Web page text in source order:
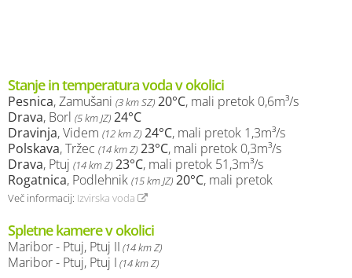
Stanje in temperatura voda v okolici
Pesnica, Zamušani (3 km SZ) 20°C, mali pretok 0,6m³/s
Drava, Borl (5 km JZ) 24°C
Dravinja, Videm (12 km Z) 24°C, mali pretok 1,3m³/s
Polskava, Tržec (14 km Z) 23°C, mali pretok 0,3m³/s
Drava, Ptuj (14 km Z) 23°C, mali pretok 51,3m³/s
Rogatnica, Podlehnik (15 km JZ) 20°C, mali pretok
Več informacij: Izvirska voda
Spletne kamere v okolici
Maribor - Ptuj, Ptuj II (14 km Z)
Maribor - Ptuj, Ptuj I (14 km Z)